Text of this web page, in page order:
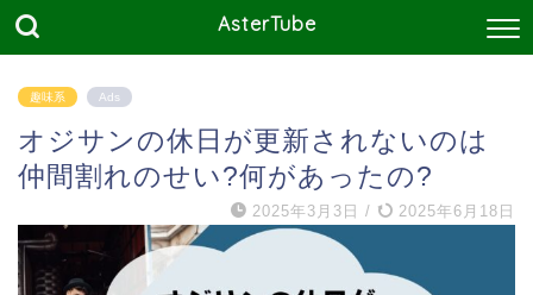
AsterTube
趣味系 Ads
オジサンの休日が更新されないのは
仲間割れのせい?何があったの?
2025年3月3日 / 2025年6月18日